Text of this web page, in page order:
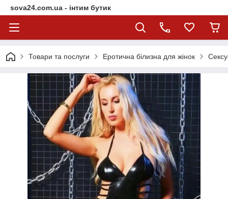
sova24.com.ua - інтим бутик
Товари та послуги Еротична білизна для жінок